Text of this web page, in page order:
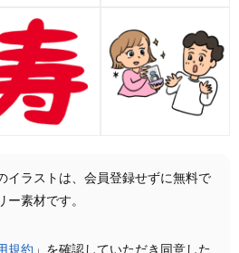
イラストは、会員登録せずに無料で
ー素材です。
規約 」を確認していただき同意した